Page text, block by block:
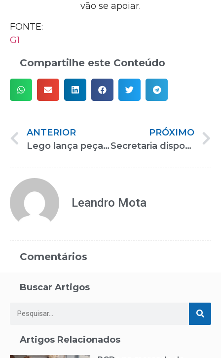
vão se apoiar.
FONTE:
G1
Compartilhe este Conteúdo
ANTERIOR
Lego lança peças em braile para crianças com deficiência visual
PRÓXIMO
Secretaria disponibiliza curso de Tecnologia Assistiva para pessoas com deficiência visual
Leandro Mota
Comentários
Buscar Artigos
Artigos Relacionados